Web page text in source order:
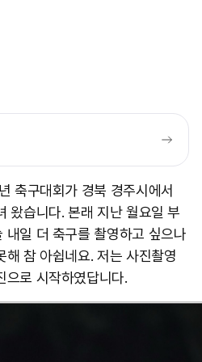
축구대회가 경북 경주시에서
왔습니다. 본래 지난 월요일 부
내일 더 축구를 촬영하고 싶으나
해 참 아쉽네요. 저는 사진촬영
으로 시작하였답니다.